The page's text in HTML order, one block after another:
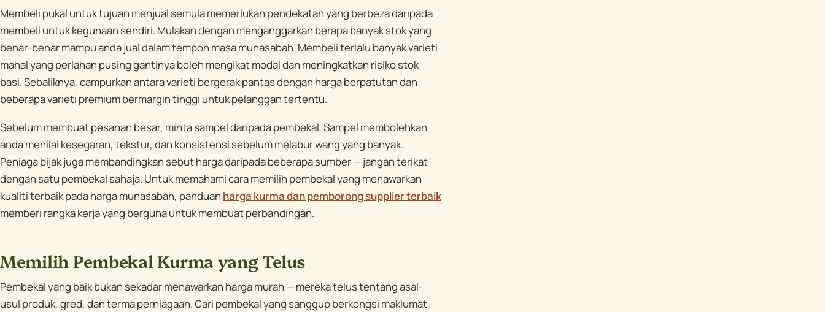
Membeli pukal untuk tujuan menjual semula memerlukan pendekatan yang berbeza daripada
membeli untuk kegunaan sendiri. Mulakan dengan menganggarkan berapa banyak stok yang
benar-benar mampu anda jual dalam tempoh masa munasabah. Membeli terlalu banyak varieti
mahal yang perlahan pusing gantinya boleh mengikat modal dan meningkatkan risiko stok
basi. Sebaliknya, campurkan antara varieti bergerak pantas dengan harga berpatutan dan
beberapa varieti premium bermargin tinggi untuk pelanggan tertentu.
Sebelum membuat pesanan besar, minta sampel daripada pembekal. Sampel membolehkan
anda menilai kesegaran, tekstur, dan konsistensi sebelum melabur wang yang banyak.
Peniaga bijak juga membandingkan sebut harga daripada beberapa sumber — jangan terikat
dengan satu pembekal sahaja. Untuk memahami cara memilih pembekal yang menawarkan
kualiti terbaik pada harga munasabah, panduan harga kurma dan pemborong supplier terbaik
memberi rangka kerja yang berguna untuk membuat perbandingan.
Memilih Pembekal Kurma yang Telus
Pembekal yang baik bukan sekadar menawarkan harga murah — mereka telus tentang asal-
usul produk, gred, dan terma perniagaan. Cari pembekal yang sanggup berkongsi maklumat